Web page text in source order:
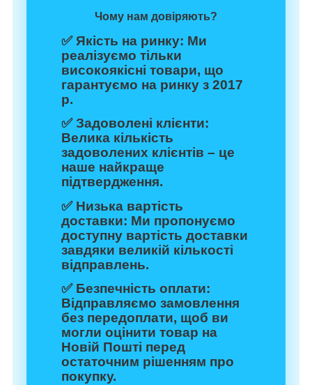
Чому нам довіряють?
✅ Якість на ринку: Ми
реалізуємо тільки
високоякісні товари, що
гарантуємо на ринку з 2017
р.
✅Задоволені клієнти:
Велика кількість
задоволених клієнтів – це
наше найкраще
підтвердження.
✅ Низька вартість
доставки: Ми пропонуємо
доступну вартість доставки
завдяки великій кількості
відправлень.
✅ Безпечність оплати:
Відправляємо замовлення
без передоплати, щоб ви
могли оцінити товар на
Новій Пошті перед
остаточним рішенням про
покупку.